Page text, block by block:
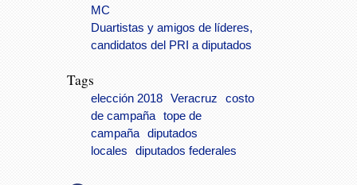
MC
Duartistas y amigos de líderes,
candidatos del PRI a diputados
Tags
elección 2018 Veracruz
costo
de campaña
tope de
campaña
diputados
locales
diputados federales